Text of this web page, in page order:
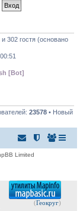
302 гостя (основано
[Bot]
23578 • Новый
Limited
(Геокруг)